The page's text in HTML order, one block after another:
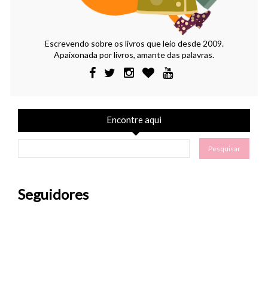
Escrevendo sobre os livros que leio desde 2009.
Apaixonada por livros, amante das palavras.
Encontre aqui
Seguidores